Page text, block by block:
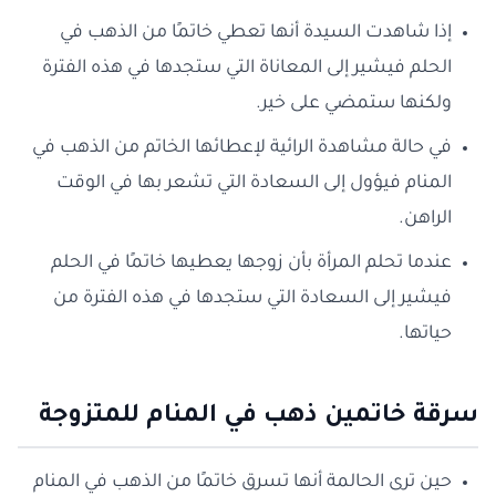
إذا شاهدت السيدة أنها تعطي خاتمًا من الذهب في
الحلم فيشير إلى المعاناة التي ستجدها في هذه الفترة
ولكنها ستمضي على خير.
في حالة مشاهدة الرائية لإعطائها الخاتم من الذهب في
المنام فيؤول إلى السعادة التي تشعر بها في الوقت
الراهن.
عندما تحلم المرأة بأن زوجها يعطيها خاتمًا في الحلم
فيشير إلى السعادة التي ستجدها في هذه الفترة من
حياتها.
سرقة خاتمين ذهب في المنام للمتزوجة
حين ترى الحالمة أنها تسرق خاتمًا من الذهب في المنام